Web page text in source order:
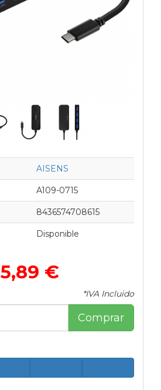
AISENS
A109-0715
8436574708615
Disponible
5,89 €
*IVA Incluido
Comprar